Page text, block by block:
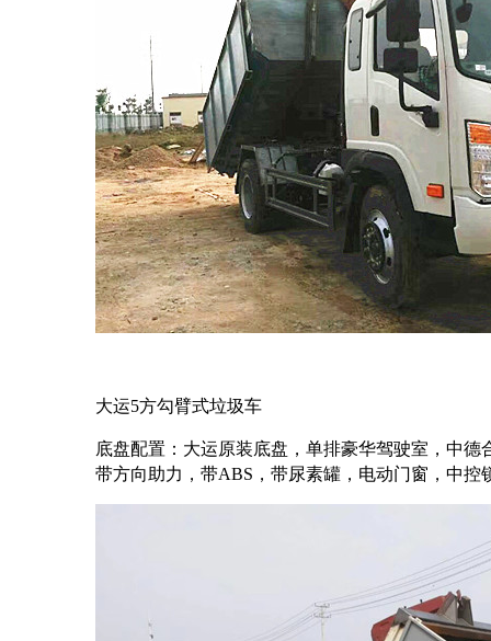
冷藏车系列 危化
行业动态
湖北良工环
大运5方勾臂式垃圾车
底盘配置：大运原装底盘，单排豪华驾驶室，中德
带方向助力，带ABS，带尿素罐，电动门窗，中控